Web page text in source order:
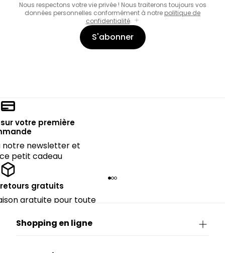
Nous respectons votre vie privée ! Nous traiterons toujours vos
données personnelles conformément à notre politique de
confidentialité.
S'abonner
votre première
notre newsletter et
petit cadeau
gratuits
gratuite pour toute
Shopping en ligne